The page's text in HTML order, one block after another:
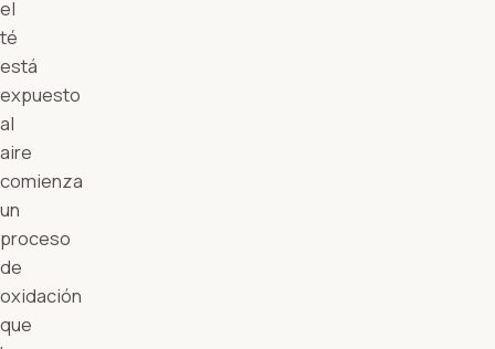
el
té
está
expuesto
al
aire
comienza
un
proceso
de
oxidación
que